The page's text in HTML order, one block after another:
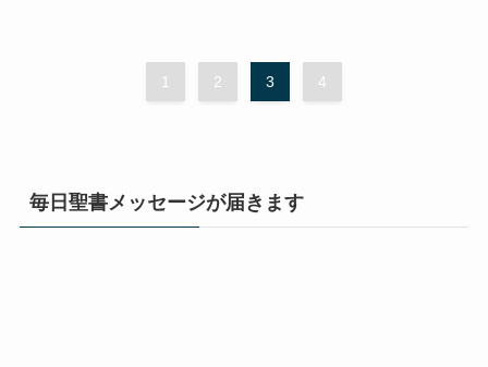
1 2 3 4
毎日聖書メッセージが届きます